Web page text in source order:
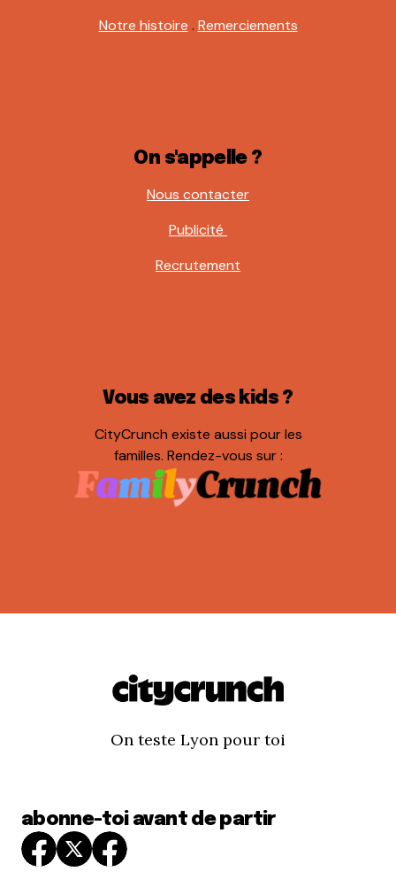
Notre histoire . Remerciements
On s'appelle ?
Nous contacter
Publicité
Recrutement
Vous avez des kids ?
CityCrunch existe aussi pour les
familles. Rendez-vous sur :
On teste Lyon pour toi
abonne-toi avant de partir